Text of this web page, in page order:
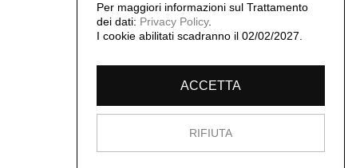
Per maggiori informazioni sul Trattamento
dei dati: Privacy Policy.
I cookie abilitati scadranno il 02/02/2027.
ACCETTA
RIFIUTA